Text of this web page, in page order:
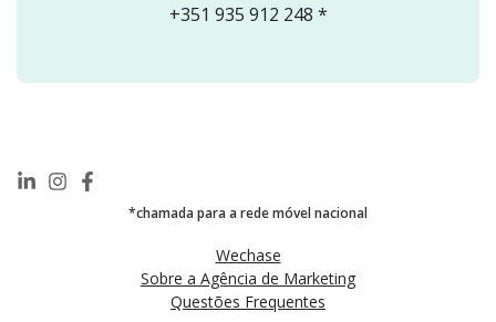
+351 935 912 248 *
*chamada para a rede móvel nacional
Wechase
Sobre a Agência de Marketing
Questões Frequentes